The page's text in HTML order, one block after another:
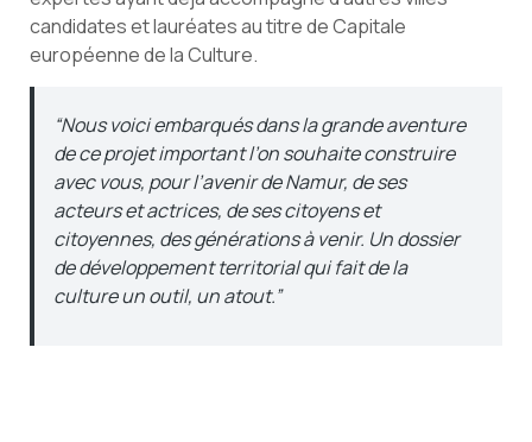
candidates et lauréates au titre de Capitale
européenne de la Culture.
“Nous voici embarqués dans la grande aventure
de ce projet important l’on souhaite construire
avec vous, pour l’avenir de Namur, de ses
acteurs et actrices, de ses citoyens et
citoyennes, des générations à venir. Un dossier
de développement territorial qui fait de la
culture un outil, un atout.”